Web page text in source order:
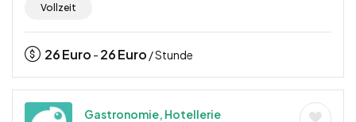
Vollzeit
26Euro - 26Euro / Stunde
Gastronomie, Hotellerie